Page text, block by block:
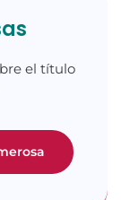
el título